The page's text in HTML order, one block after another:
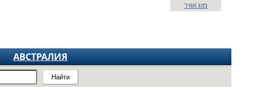
Найти
מזג אוויר
АВСТРАЛИЯ